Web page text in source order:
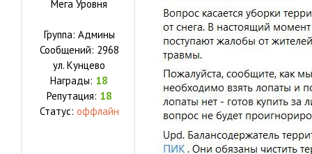
Мега Уровня
Группа: Админы
Сообщений: 2968
ул. Кунцево
Награды: 18
Репутация: 18
Статус: оффлайн